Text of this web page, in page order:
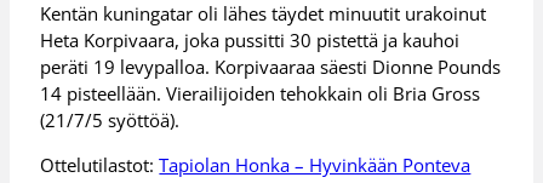
Kentän kuningatar oli lähes täydet minuutit urakoinut
Heta Korpivaara, joka pussitti 30 pistettä ja kauhoi
peräti 19 levypalloa. Korpivaaraa säesti Dionne Pounds
14 pisteellään. Vierailijoiden tehokkain oli Bria Gross
(21/7/5 syöttöä).
Ottelutilastot:Tapiolan Honka – Hyvinkään Ponteva